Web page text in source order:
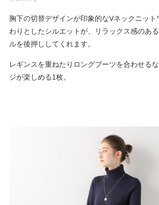
胸下の切替デザインが印象的なVネックニット
わりとしたシルエットが、リラックス感のあ
ルを後押ししてくれます。
レギンスを重ねたりロングブーツを合わせる
ジが楽しめる1枚。